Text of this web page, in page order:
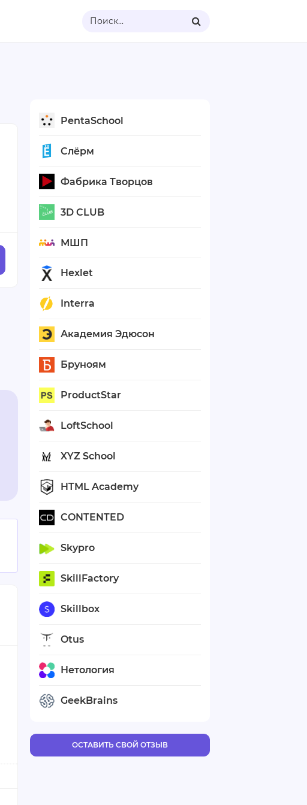
Поиск...
PentaSchool
Слёрм
Фабрика Творцов
3D CLUB
МШП
Hexlet
Interra
Академия Эдюсон
Бруноям
ProductStar
LoftSchool
XYZ School
HTML Academy
CONTENTED
Skypro
SkillFactory
Skillbox
Otus
Нетология
GeekBrains
ОСТАВИТЬ СВОЙ ОТЗЫВ